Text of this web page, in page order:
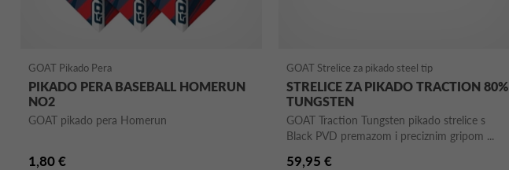
GOAT Pikado Pera
PIKADO PERA BASEBALL HOMERUN
NO2
GOAT pikado pera Homerun
1,80 €
GOAT Strelice za pikado steel tip
STRELICE ZA PIKADO TRACTION 80%
TUNGSTEN
GOAT Traction Tungsten pikado strelice s
Black PVD premazom i preciznim gripom ...
59,95 €